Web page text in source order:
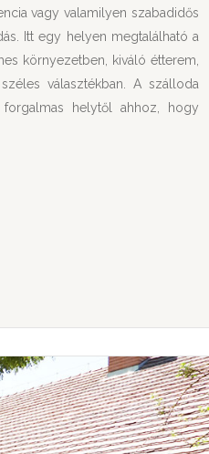
vagy valamilyen szabadidős
Itt egy helyen megtalálható a
környezetben, kiváló étterem,
választékban. A szálloda
helytől ahhoz, hogy